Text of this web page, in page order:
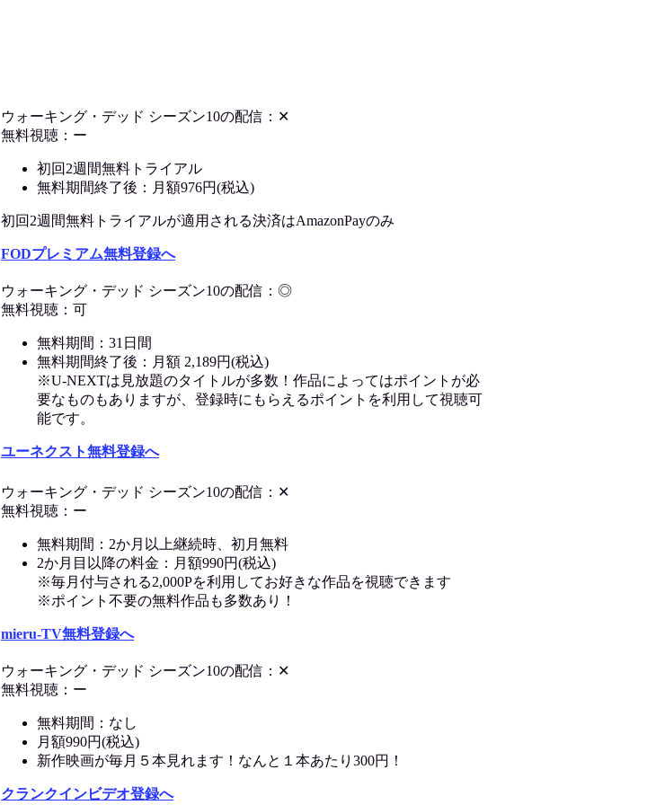
ウォーキング・デッド シーズン10の配信：✕
無料視聴：ー
初回2週間無料トライアル
無料期間終了後：月額976円(税込)
初回2週間無料トライアルが適用される決済はAmazonPayのみ
FODプレミアム無料登録へ
ウォーキング・デッド シーズン10の配信：◎
無料視聴：可
無料期間：31日間
無料期間終了後：月額 2,189円(税込)
※U-NEXTは見放題のタイトルが多数！作品によってはポイントが必
要なものもありますが、登録時にもらえるポイントを利用して視聴可
能です。
ユーネクスト無料登録へ
ウォーキング・デッド シーズン10の配信：✕
無料視聴：ー
無料期間：2か月以上継続時、初月無料
2か月目以降の料金：月額990円(税込)
※毎月付与される2,000Pを利用してお好きな作品を視聴できます
※ポイント不要の無料作品も多数あり！
mieru-TV無料登録へ
ウォーキング・デッド シーズン10の配信：✕
無料視聴：ー
無料期間：なし
月額990円(税込)
新作映画が毎月５本見れます！なんと１本あたり300円！
クランクインビデオ登録へ